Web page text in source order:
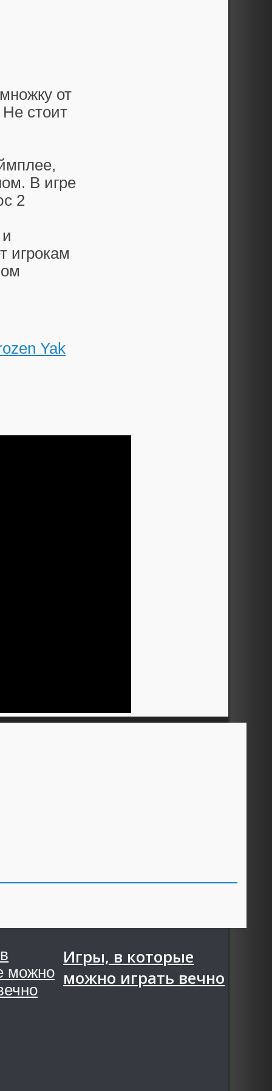
от
стоит
В игре
2
игрокам
Yak
Игры, в которые
можно играть вечно